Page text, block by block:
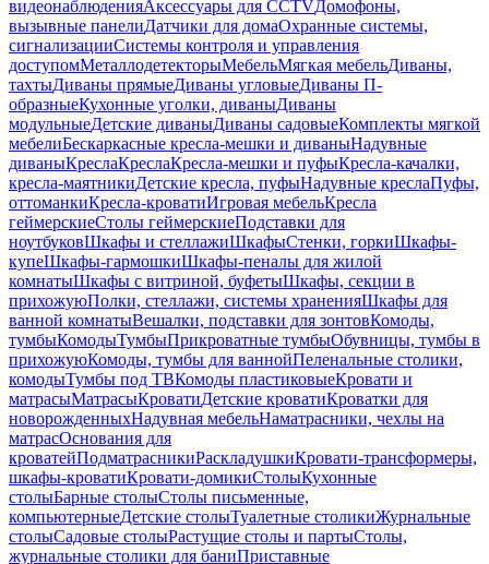
видеонаблюденияАксессуары для CCTVДомофоны,
вызывные панелиДатчики для домаОхранные системы,
сигнализацииСистемы контроля и управления
доступомМеталлодетекторыМебельМягкая мебельДиваны,
тахтыДиваны прямыеДиваны угловыеДиваны П-
образныеКухонные уголки, диваныДиваны
модульныеДетские диваныДиваны садовыеКомплекты мягкой
мебелиБескаркасные кресла-мешки и диваныНадувные
диваныКреслаКреслаКресла-мешки и пуфыКресла-качалки,
кресла-маятникиДетские кресла, пуфыНадувные креслаПуфы,
оттоманкиКресла-кроватиИгровая мебельКресла
геймерскиеСтолы геймерскиеПодставки для
ноутбуковШкафы и стеллажиШкафыСтенки, горкиШкафы-
купеШкафы-гармошкиШкафы-пеналы для жилой
комнатыШкафы с витриной, буфетыШкафы, секции в
прихожуюПолки, стеллажи, системы храненияШкафы для
ванной комнатыВешалки, подставки для зонтовКомоды,
тумбыКомодыТумбыПрикроватные тумбыОбувницы, тумбы в
прихожуюКомоды, тумбы для ваннойПеленальные столики,
комодыТумбы под ТВКомоды пластиковыеКровати и
матрасыМатрасыКроватиДетские кроватиКроватки для
новорожденныхНадувная мебельНаматрасники, чехлы на
матрасОснования для
кроватейПодматрасникиРаскладушкиКровати-трансформеры,
шкафы-кроватиКровати-домикиСтолыКухонные
столыБарные столыСтолы письменные,
компьютерныеДетские столыТуалетные столикиЖурнальные
столыСадовые столыРастущие столы и партыСтолы,
журнальные столики для баниПриставные